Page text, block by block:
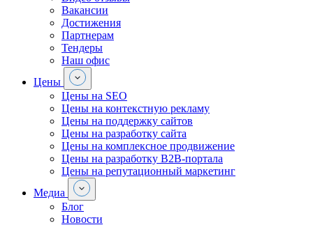
Вакансии
Достижения
Партнерам
Тендеры
Наш офис
Цены
Цены на SEO
Цены на контекстную рекламу
Цены на поддержку сайтов
Цены на разработку сайта
Цены на комплексное продвижение
Цены на разработку В2В-портала
Цены на репутационный маркетинг
Медиа
Блог
Новости